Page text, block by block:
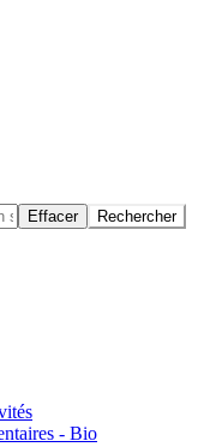
Effacer Rechercher
- Bio